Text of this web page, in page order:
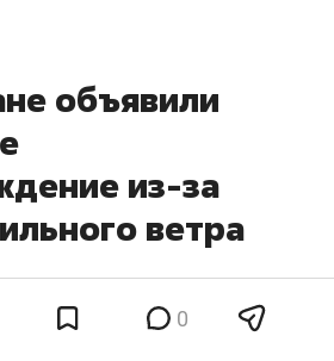
объявили
из-за
ветра
0